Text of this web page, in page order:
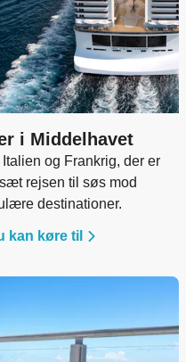
i Middelhavet
og Frankrig, der er
rejsen til søs mod
destinationer.
kan køre til